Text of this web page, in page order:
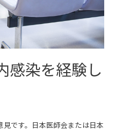
感染を経験し
です。日本医師会または日本